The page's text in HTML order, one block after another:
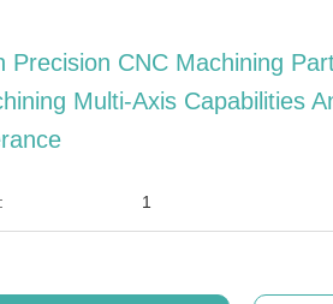
Precision CNC Machining
Multi-Axis Capabilities
1